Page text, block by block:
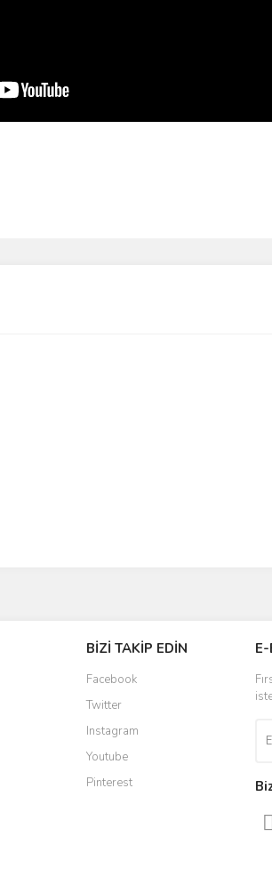
BİZİ TAKİP EDİN
Facebook
Twitter
Instagram
Youtube
Pinterest